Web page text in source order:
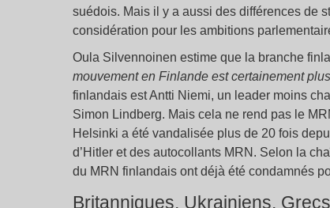
suédois. Mais il y a aussi des différences de
considération pour les ambitions
Oula Silvennoinen estime que la branche
mouvement en Finlande est certainement
finlandais est Antti Niemi, un leader moins
Simon Lindberg. Mais cela ne rend pas le
Helsinki a été vandalisée plus de 20 fois
d’Hitler et des autocollants MRN. Selon la
du MRN finlandais ont déjà été condamnés
Britanniques, Ukrainiens,